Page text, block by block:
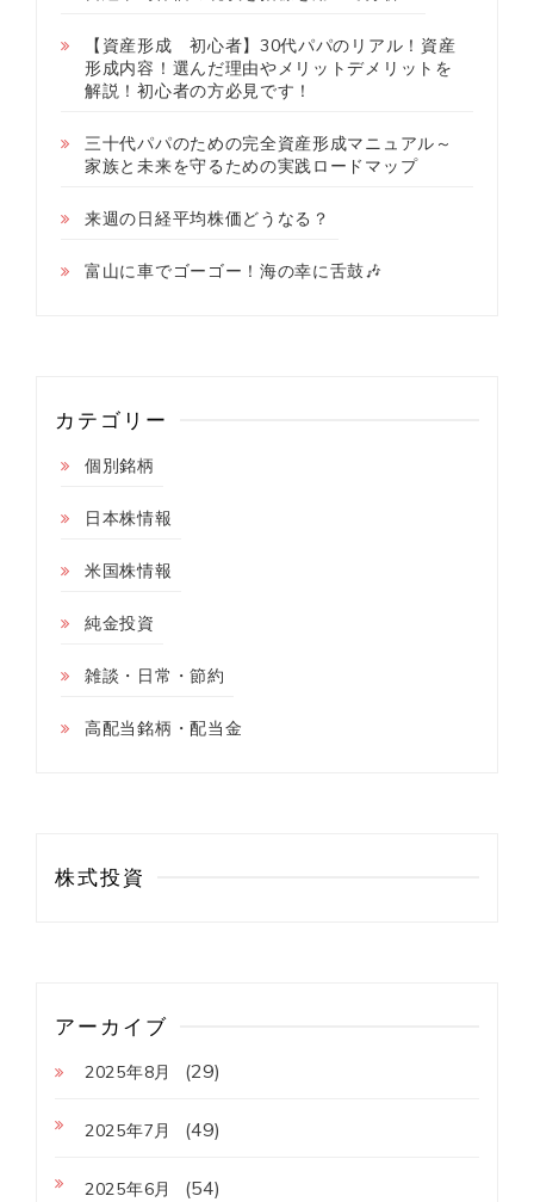
【資産形成 初心者】30代パパのリアル！資産
形成内容！選んだ理由やメリットデメリットを
解説！初心者の方必見です！
三十代パパのための完全資産形成マニュアル～
家族と未来を守るための実践ロードマップ
来週の日経平均株価どうなる？
富山に車でゴーゴー！海の幸に舌鼓🎶
カテゴリー
個別銘柄
日本株情報
米国株情報
純金投資
雑談・日常・節約
高配当銘柄・配当金
株式投資
アーカイブ
2025年8月 (29)
2025年7月 (49)
2025年6月 (54)